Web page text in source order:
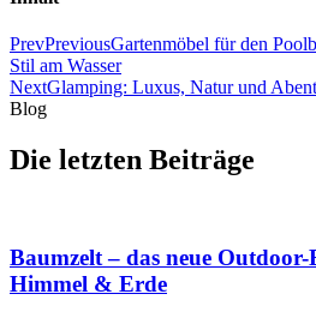
PrevPreviousGartenmöbel für den
Stil am Wasser
NextGlamping: Luxus, Natur und
Blog
Die letzten Beiträge
Baumzelt – das neue Outdoor-
Himmel & Erde